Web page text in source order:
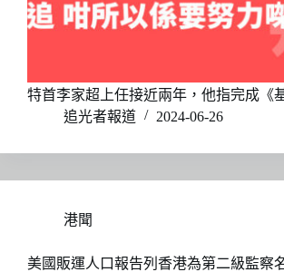
特首李家超上任接近兩年，他指完成《
追光者報道
2024-06-26
港聞
美國販運人口報告列香港為第二級監察